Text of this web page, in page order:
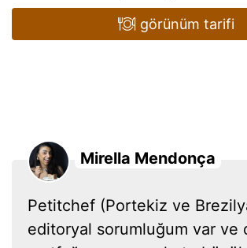
görünüm tarifi
Mirella Mendonça
Petitchef (Portekiz ve
editoryal sorumluğum var ve